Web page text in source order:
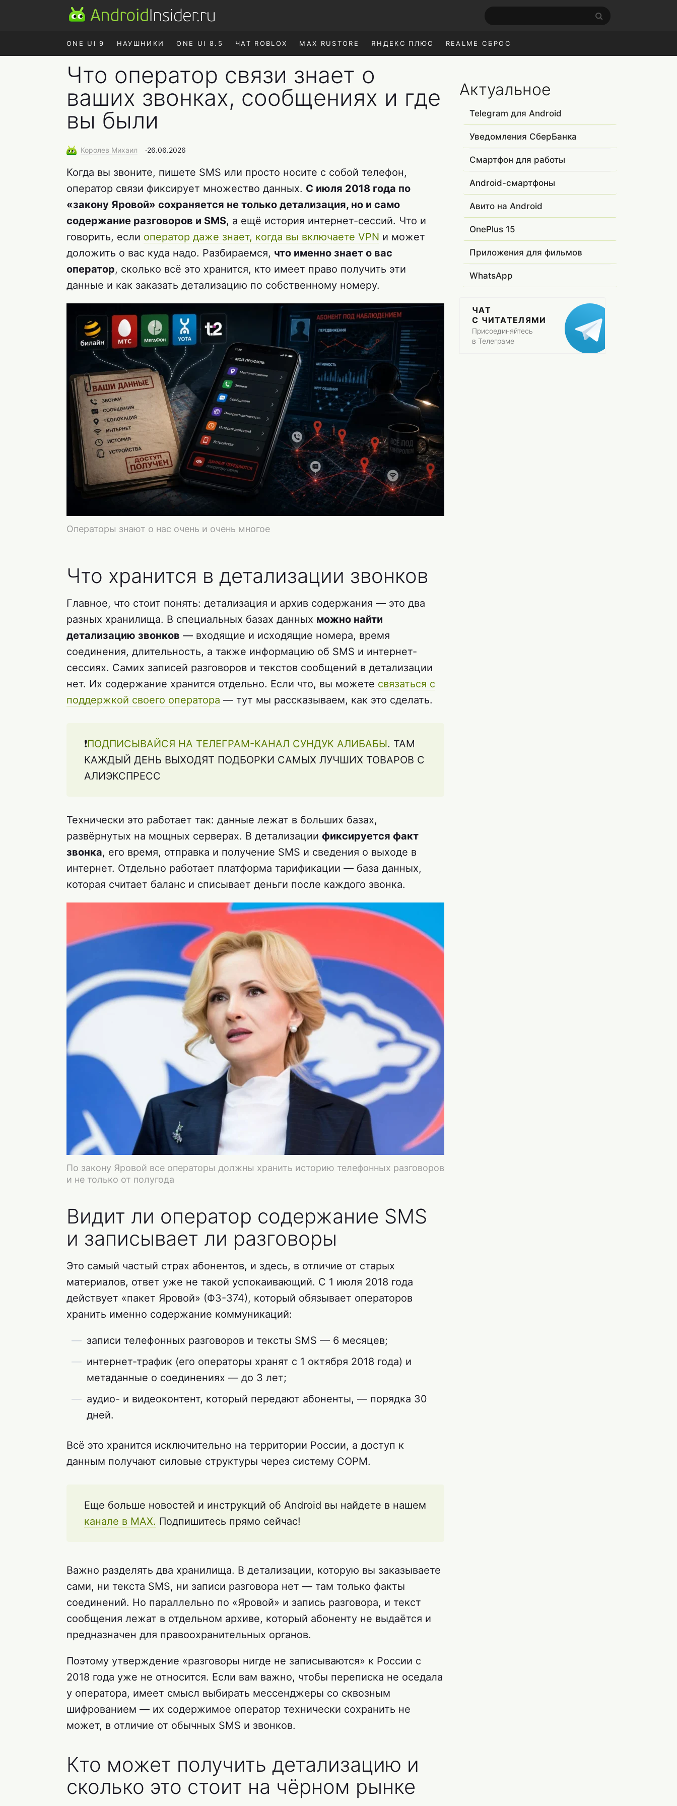
ONE UI 9 НАУШНИКИ ONE UI 8.5 ЧАТ ROBLOX MAX RUSTORE ЯНДЕКС ПЛЮС REALME СБРОС
Что оператор связи знает о
ваших звонках, сообщениях и где
вы были
Королев Михаил ∙26.06.2026
Когда вы звоните, пишете SMS или просто носите с собой телефон,
оператор связи фиксирует множество данных. С июля 2018 года по
«закону Яровой» сохраняется не только детализация, но и само
содержание разговоров и SMS, а ещё история интернет-сессий. Что и
говорить, если оператор даже знает, когда вы включаете VPN и может
доложить о вас куда надо. Разбираемся, что именно знает о вас
оператор, сколько всё это хранится, кто имеет право получить эти
данные и как заказать детализацию по собственному номеру.
Операторы знают о нас очень и очень многое
Что хранится в детализации звонков
Главное, что стоит понять: детализация и архив содержания — это два
разных хранилища. В специальных базах данных можно найти
детализацию звонков — входящие и исходящие номера, время
соединения, длительность, а также информацию об SMS и интернет-
сессиях. Самих записей разговоров и текстов сообщений в детализации
нет. Их содержание хранится отдельно. Если что, вы можете связаться с
поддержкой своего оператора — тут мы рассказываем, как это сделать.
❗️ПОДПИСЫВАЙСЯ НА ТЕЛЕГРАМ-КАНАЛ СУНДУК АЛИБАБЫ. ТАМ
КАЖДЫЙ ДЕНЬ ВЫХОДЯТ ПОДБОРКИ САМЫХ ЛУЧШИХ ТОВАРОВ С
АЛИЭКСПРЕСС
Технически это работает так: данные лежат в больших базах,
развёрнутых на мощных серверах. В детализации фиксируется факт
звонка, его время, отправка и получение SMS и сведения о выходе в
интернет. Отдельно работает платформа тарификации — база данных,
которая считает баланс и списывает деньги после каждого звонка.
По закону Яровой все операторы должны хранить историю телефонных разговоров
и не только от полугода
Видит ли оператор содержание SMS
и записывает ли разговоры
Это самый частый страх абонентов, и здесь, в отличие от старых
материалов, ответ уже не такой успокаивающий. С 1 июля 2018 года
действует «пакет Яровой» (ФЗ-374), который обязывает операторов
хранить именно содержание коммуникаций:
записи телефонных разговоров и тексты SMS — 6 месяцев;
интернет-трафик (его операторы хранят с 1 октября 2018 года) и
метаданные о соединениях — до 3 лет;
аудио- и видеоконтент, который передают абоненты, — порядка 30
дней.
Всё это хранится исключительно на территории России, а доступ к
данным получают силовые структуры через систему СОРМ.
Еще больше новостей и инструкций об Android вы найдете в нашем
канале в MAX. Подпишитесь прямо сейчас!
Важно разделять два хранилища. В детализации, которую вы заказываете
сами, ни текста SMS, ни записи разговора нет — там только факты
соединений. Но параллельно по «Яровой» и запись разговора, и текст
сообщения лежат в отдельном архиве, который абоненту не выдаётся и
предназначен для правоохранительных органов.
Поэтому утверждение «разговоры нигде не записываются» к России с
2018 года уже не относится. Если вам важно, чтобы переписка не оседала
у оператора, имеет смысл выбирать мессенджеры со сквозным
шифрованием — их содержимое оператор технически сохранить не
может, в отличие от обычных SMS и звонков.
Кто может получить детализацию и
сколько это стоит на чёрном рынке
Актуальное
Telegram для Android
Уведомления СберБанка
Смартфон для работы
Android-смартфоны
Авито на Android
OnePlus 15
Приложения для фильмов
WhatsApp
ЧАТ
С ЧИТАТЕЛЯМИ
Присоединяйтесь
в Телеграме